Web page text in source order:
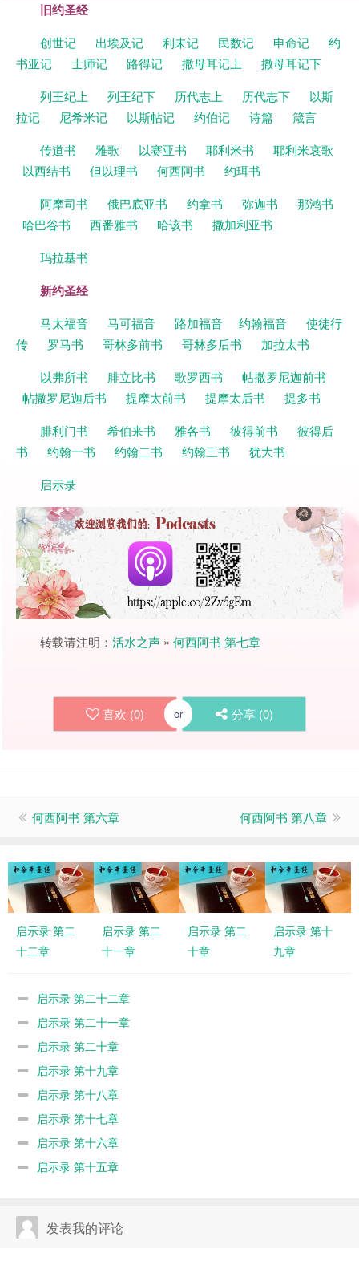
旧约圣经
创世记 出埃及记 利未记 民数记 申命记
约
书亚记
士师记 路得记 撒母耳记上
撒母耳记下
列王纪上
列王纪下 历代志上 历代志下
以斯
拉记
尼希米记 以斯帖记 约伯记 诗篇
箴言
传道书
雅歌 以赛亚书 耶利米书
耶利米哀歌
以西结书
但以理书 何西阿书
约珥书
阿摩司书
俄巴底亚书 约拿书 弥迦书
那鸿书
哈巴谷书
西番雅书 哈该书
撒加利亚书
玛拉基书
新约圣经
马太福音 马可福音 路加福音 约翰福音
使徒行
传
罗马书 哥林多前书 哥林多后书
加拉太书
以弗所书
腓立比书 歌罗西书
帖撒罗尼迦前书
帖撒罗尼迦后书
提摩太前书 提摩太后书
提多书
腓利门书
希伯来书 雅各书 彼得前书
彼得后
书
约翰一书 约翰二书 约翰三书
犹大书
启示录
转载请注明： 活水之声 » 何西阿书 第七章
喜欢 (0) or 分享 (0)
何西阿书 第六章 何西阿书 第八章
启示录 第二
十二章
启示录 第二
十一章
启示录 第二
十章
启示录 第十
九章
启示录 第二十二章
启示录 第二十一章
启示录 第二十章
启示录 第十九章
启示录 第十八章
启示录 第十七章
启示录 第十六章
启示录 第十五章
发表我的评论